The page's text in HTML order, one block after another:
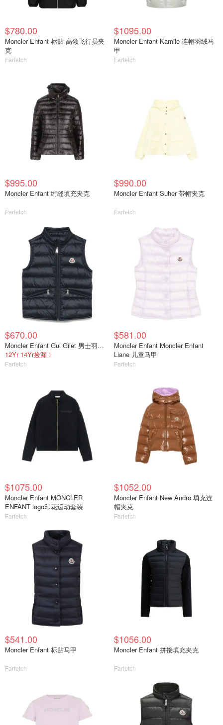
$780.00
Moncler Enfant 标贴 高领飞行员夹
克
Farfetch
$1095.00
Moncler Enfant Kamile 连帽羽绒马
甲
Farfetch
$995.00
Moncler Enfant 绗缝填充夹克
Farfetch
$990.00
Moncler Enfant Suher 带帽夹克
Farfetch
$670.00
Moncler Enfant Gui Gilet 男士羽绒马甲
12Yr 14Yr捡漏！
Farfetch
$581.00
Moncler Enfant Moncler Enfant
Liane 儿童马甲
Farfetch
$1075.00
Moncler Enfant MONCLER
ENFANT logo印花运动套装
Farfetch
$1052.00
Moncler Enfant New Andro 填充连
帽夹克
Farfetch
$541.00
Moncler Enfant 标贴马甲
Farfetch
$1056.00
Moncler Enfant 拼接填充夹克
Farfetch